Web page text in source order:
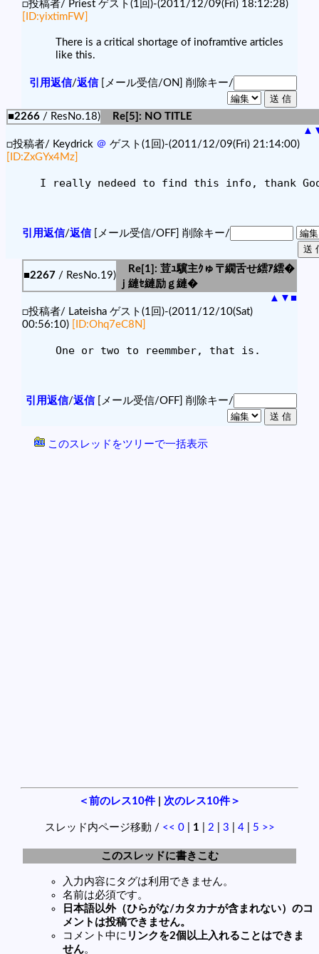
□投稿者/ Priest ゲスト(1回)-(2011/12/09(Fri) 18:12:28)
[ID:yixtimFW]
There is a critical shortage of inoframtive articles
like this.
引用返信/返信[メール受信/ON] 削除キー/
■2266 / ResNo.18)
Re[5]: NO TITLE
▲
□投稿者/ Keydrick ＠ ゲスト(1回)-(2011/12/09(Fri) 21:14:00)
[ID:ZxGYx4Mz]
I really nedeed to find this info, thank
引用返信/返信[メール受信/OFF] 削除キー/
■2267 / ResNo.19)
Re[1]: 荳ｭ驥主ｸゅ〒繝舌せ繧ｱ繧�
ｊ縺ｾ縺励ｇ縺�
▲ ▼ ■
□投稿者/ Lateisha ゲスト(1回)-(2011/12/10(Sat)
00:56:10)
[ID:Ohq7eC8N]
One or two to reemmber, that is.
引用返信/返信[メール受信/OFF] 削除キー/
このスレッドをツリーで一括表示
＜前のレス10件 次のレス10件＞
スレッド内ページ移動 / << 0| 1 2 3 4| 5 >>
このスレッドに書きこむ
入力内容にタグは利用できません。
名前は必須です。
日本語以外（ひらがな/カタカナが含まれない）のコ
メントは投稿できません。
コメント中に リンクを2個以上入れることはできま
せん。